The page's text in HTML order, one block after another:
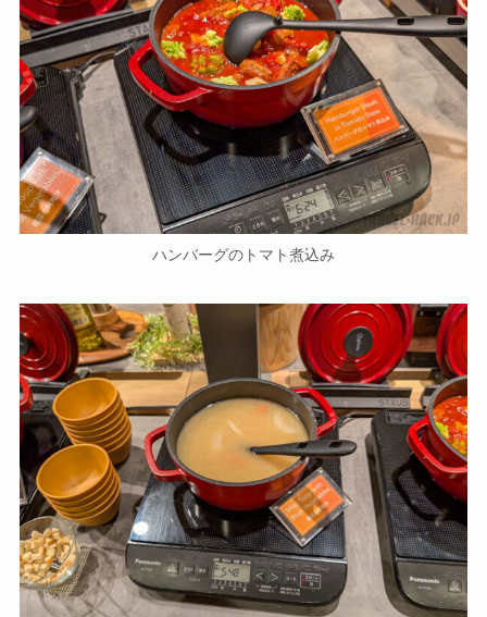
ハンバーグのトマト煮込み